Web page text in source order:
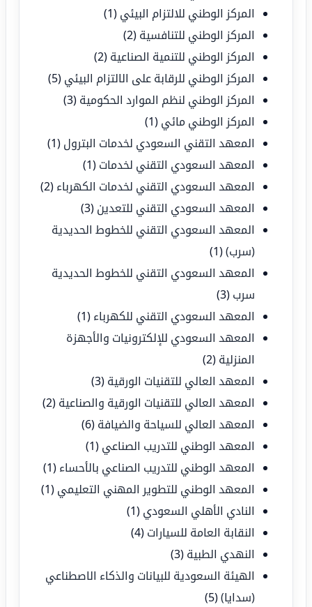
المركز الوطني للالتزام البيئي (1)
المركز الوطني للتنافسية (2)
المركز الوطني للتنمية الصناعية (2)
المركز الوطني للرقابة على الالتزام البيئي (5)
المركز الوطني لنظم الموارد الحكومية (3)
المركز الوطني مائي (1)
المعهد التقني السعودي لخدمات البترول (1)
المعهد السعودي التقني لخدمات (1)
المعهد السعودي التقني لخدمات الكهرباء (2)
المعهد السعودي التقني للتعدين (3)
المعهد السعودي التقني للخطوط الحديدية
(سرب)(1)
المعهد السعودي التقني للخطوط الحديدية
سرب (3)
المعهد السعودي التقني للكهرباء (1)
المعهد السعودي للإلكترونيات والأجهزة
المنزلية (2)
المعهد العالي للتقنيات الورقية (3)
المعهد العالي للتقنيات الورقية والصناعية (2)
المعهد العالي للسياحة والضيافة (6)
المعهد الوطني للتدريب الصناعي (1)
المعهد الوطني للتدريب الصناعي بالأحساء (1)
المعهد الوطني للتطوير المهني التعليمي (1)
النادي الأهلي السعودي (1)
النقابة العامة للسيارات (4)
النهدي الطبية (3)
الهيئة السعودية للبيانات والذكاء الاصطناعي
(سدايا)(5)